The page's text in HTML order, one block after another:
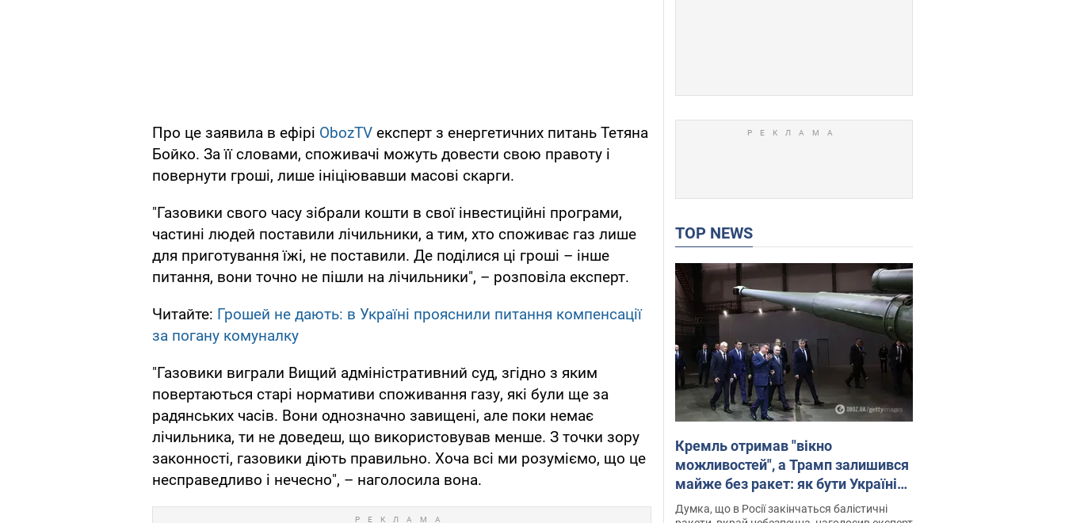
Про це заявила в ефірі ObozTV експерт з енергетичних питань Тетяна
Бойко. За її словами, споживачі можуть довести свою правоту і
повернути гроші, лише ініціювавши масові скарги.
"Газовики свого часу зібрали кошти в свої інвестиційні програми,
частині людей поставили лічильники, а тим, хто споживає газ лише
для приготування їжі, не поставили. Де поділися ці гроші – інше
питання, вони точно не пішли на лічильники", – розповіла експерт.
Читайте: Грошей не дають: в Україні прояснили питання компенсації
за погану комуналку
"Газовики виграли Вищий адміністративний суд, згідно з яким
повертаються старі нормативи споживання газу, які були ще за
радянських часів. Вони однозначно завищені, але поки немає
лічильника, ти не доведеш, що використовував менше. З точки зору
законності, газовики діють правильно. Хоча всі ми розуміємо, що це
несправедливо і нечесно", – наголосила вона.
TOP NEWS
Кремль отримав "вікно
можливостей", а Трамп залишився
майже без ракет: як бути Україні?
Інтерв’ю з Мельником
Думка, що в Росії закінчаться балістичні